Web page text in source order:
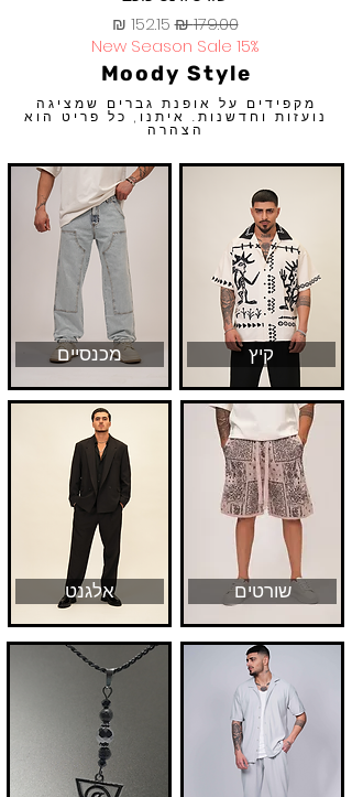
מחיר רגיל‏179.00 ‏₪ מחיר מבצע
New Season Sale 15%
Moody Style
מקפידים על אופנת גברים שמציגה
נועזות וחדשנות. איתנו, כל פריט הוא
הצהרה
מכנסיים קיץ
אלגנט שורטים